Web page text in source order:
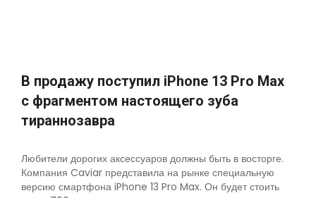
В продажу поступил iPhone 13 Pro Max
c фрагментом настоящего зуба
тираннозавра
Любители дорогих аксессуаров должны быть в восторге.
Компания Caviar представила на рынке специальную
версию смартфона iPhone 13 Pro Max. Он будет стоить